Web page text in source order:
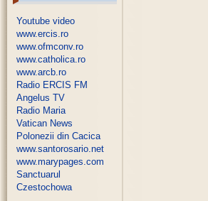
Youtube video
www.ercis.ro
www.ofmconv.ro
www.catholica.ro
www.arcb.ro
Radio ERCIS FM
Angelus TV
Radio Maria
Vatican News
Polonezii din Cacica
www.santorosario.net
www.marypages.com
Sanctuarul
Czestochowa